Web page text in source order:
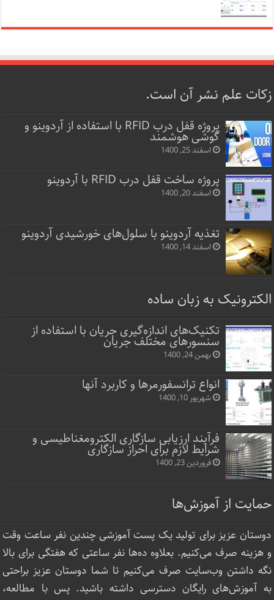
زکات علم نشر آن است.
پروژه قفل‌ درب RFID با استفاده از آردوینو و
گوشی هوشمند
اسفند 25, 1400
پروژه ساخت قفل‌ درب RFID با آردوینو
اسفند 20, 1400
تغذیه آردوینو با سلول‌های خورشیدی آردوینو
اسفند 14, 1400
الکترونیک به زبان ساده
تکنیک‌های اندازه‌گیری جریان با استفاده از
سنسورهای مختلف جریان
بهمن 24, 1400
انواع ترانسفورمرها و کاربرد آنها
شهریور 10, 1400
فرآیند ارزیابی سازگاری الکترومغناطیسی و
شرایط لازم برای احراز سازگاری
فروردین 23, 1400
حمایت از آموزش‌ها
دوستان عزیز برای تولید یک پست آموزشی چندین نفر ساعت‌ وقت
و هزینه صرف می‌کنیم. بعلاوه ده‌ها نفر ساعتی که هفتگی برای بالا
نگه داشتن وب‌سایت صرف ‌می‌کنیم تا شما دوستان عزیز براحتی
به آموزش‌های رایگان دسترسی داشته باشید. پس با مطالعه،